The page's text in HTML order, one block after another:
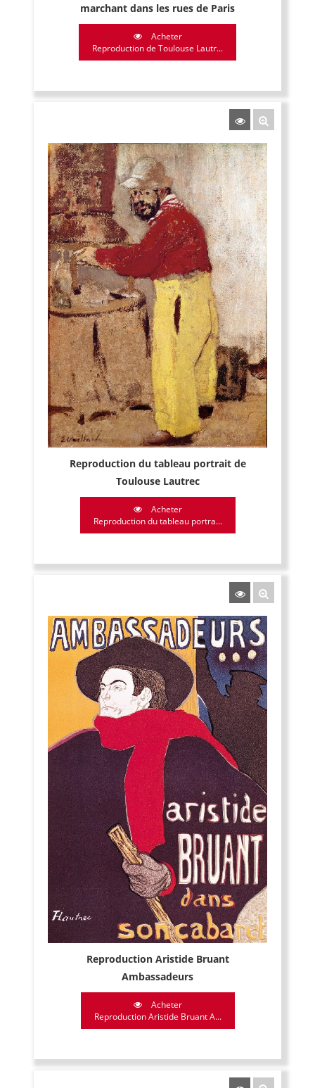
marchant dans les rues de Paris
Acheter
Reproduction de Toulouse Lautr...
Reproduction du tableau portrait de
Toulouse Lautrec
Acheter
Reproduction du tableau portra...
Reproduction Aristide Bruant
Ambassadeurs
Acheter
Reproduction Aristide Bruant A...